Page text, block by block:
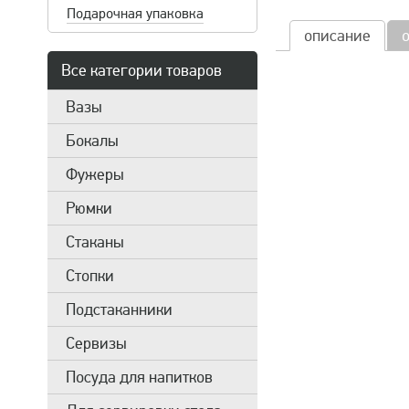
Подарочная упаковка
Все категории товаров
Вазы
Бокалы
Фужеры
Рюмки
Стаканы
Стопки
Подстаканники
Сервизы
Посуда для напитков
описание